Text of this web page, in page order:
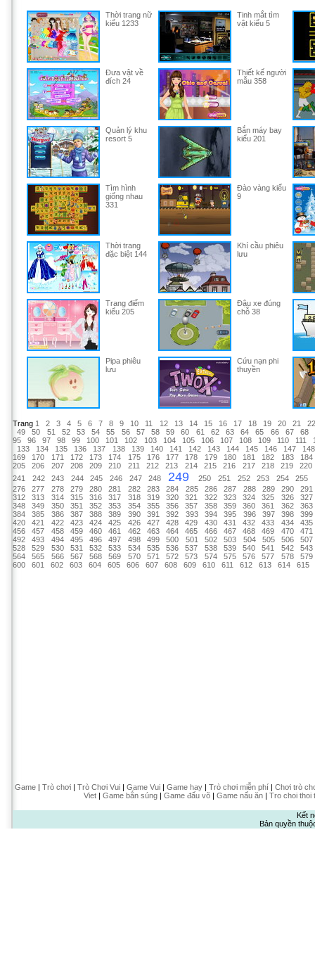
Thời trang nữ
kiểu 1233
Tinh mắt tìm
vật kiểu 5
Đưa vật về
đích 24
Thiết kế người
mẫu 358
Quản lý khu
resort 5
Bắn máy bay
kiểu 201
Tìm hình
giống nhau
331
Đào vàng kiểu
9
Thời trang
đặc biệt 144
Khí cầu phiêu
lưu
Trang điểm
kiểu 205
Đậu xe đúng
chỗ 38
Pipa phiêu
lưu
Cứu nạn phi
thuyền
Trang 1 2 3 4 5 6 7 8 9 10 11 12 13 14 15 16 17 18 19 20 21
22
49
50 51 52 53 54 55 56 57 58 59 60 61 62 63 64 65 66 67
68
95
96 97 98 99 100 101 102 103 104 105 106 107 108 109 110 111
133
134 135 136 137 138 139 140 141 142 143 144 145 146 147
148
169
170 171 172 173 174 175 176 177 178 179 180 181 182 183
184
205
206 207 208 209 210 211 212 213 214 215 216 217 218 219
220
241
242 243 244 245 246 247 248 249 250 251 252 253 254 255
276
277 278 279 280 281 282 283 284 285 286 287 288 289 290
291
312
313 314 315 316 317 318 319 320 321 322 323 324 325 326
327
348
349 350 351 352 353 354 355 356 357 358 359 360 361 362
363
384
385 386 387 388 389 390 391 392 393 394 395 396 397 398
399
420
421 422 423 424 425 426 427 428 429 430 431 432 433 434
435
456
457 458 459 460 461 462 463 464 465 466 467 468 469 470
471
492
493 494 495 496 497 498 499 500 501 502 503 504 505 506
507
528
529 530 531 532 533 534 535 536 537 538 539 540 541 542
543
564
565 566 567 568 569 570 571 572 573 574 575 576 577 578
579
600
601 602 603 604 605 606 607 608 609 610 611 612 613 614 615
Game| Trò chơi| Trò Chơi Vui| Game Vui| Game hay| Trò chơi miễn phí| Chơi trò
Viet| Game bắn súng| Game đấu võ| Game nấu ăn| Tro choi thoi
Kết
Bản quyền